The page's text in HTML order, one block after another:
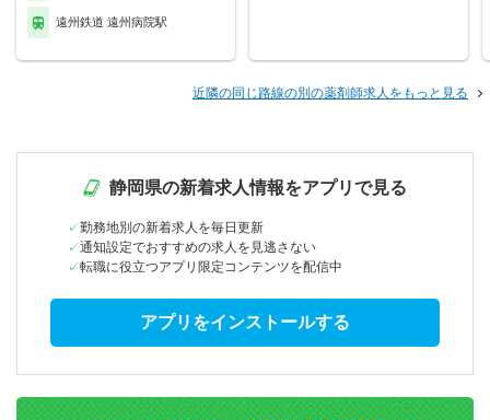
遠州鉄道 遠州病院駅
近隣の同じ路線の別の薬剤師求人をもっと見る
静岡県の新着求人情報をアプリで見る
勤務地別の新着求人を毎日更新
通知設定でおすすめの求人を見逃さない
転職に役立つアプリ限定コンテンツを配信中
アプリをインストールする